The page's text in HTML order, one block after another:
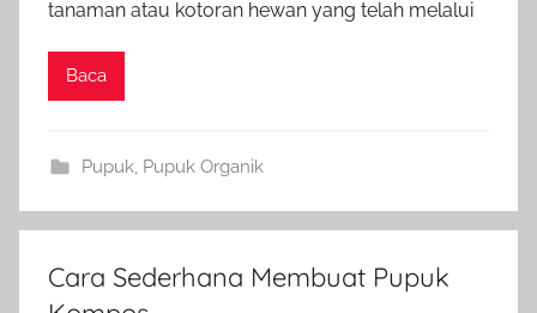
tanaman atau kotoran hewan yang telah melalui
Baca
Pupuk, Pupuk Organik
Cara Sederhana Membuat Pupuk